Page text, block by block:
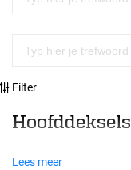
Filter
Hoofddeksels
Lees meer